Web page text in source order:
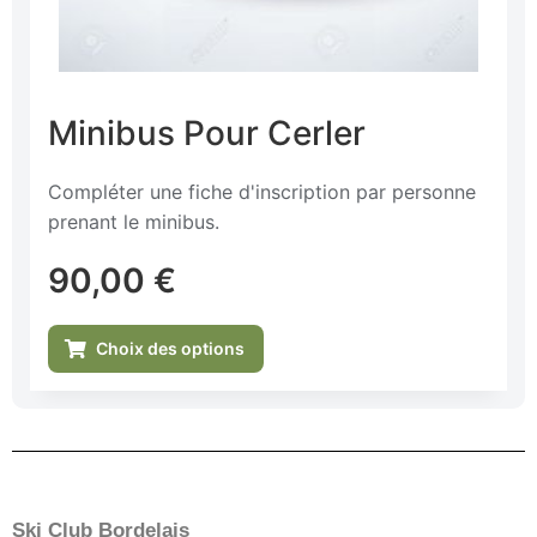
Minibus Pour Cerler
Compléter une fiche d'inscription par personne
prenant le minibus.
90,00 €
Choix des options
Ski Club Bordelais